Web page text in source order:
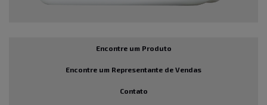
Encontre um Produto
Encontre um Representante de Vendas
Contato